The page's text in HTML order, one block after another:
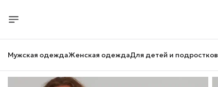
Мужская одеждаЖенская одеждаДля детей и подростков